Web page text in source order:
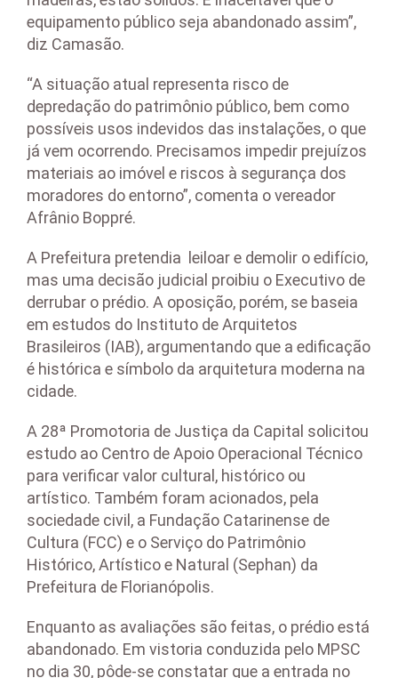
equipamento público seja abandonado assim”,
diz Camasão.
“A situação atual representa risco de
depredação do patrimônio público, bem como
possíveis usos indevidos das instalações, o que
já vem ocorrendo. Precisamos impedir prejuízos
materiais ao imóvel e riscos à segurança dos
moradores do entorno”, comenta o vereador
Afrânio Boppré.
A Prefeitura pretendia leiloar e demolir o edifício,
mas uma decisão judicial proibiu o Executivo de
derrubar o prédio. A oposição, porém, se baseia
em estudos do Instituto de Arquitetos
Brasileiros (IAB), argumentando que a edificação
é histórica e símbolo da arquitetura moderna na
cidade.
A 28ª Promotoria de Justiça da Capital solicitou
estudo ao Centro de Apoio Operacional Técnico
para verificar valor cultural, histórico ou
artístico. Também foram acionados, pela
sociedade civil, a Fundação Catarinense de
Cultura (FCC) e o Serviço do Patrimônio
Histórico, Artístico e Natural (Sephan) da
Prefeitura de Florianópolis.
Enquanto as avaliações são feitas, o prédio está
abandonado. Em vistoria conduzida pelo MPSC
no dia 30, pôde-se constatar que a entrada no